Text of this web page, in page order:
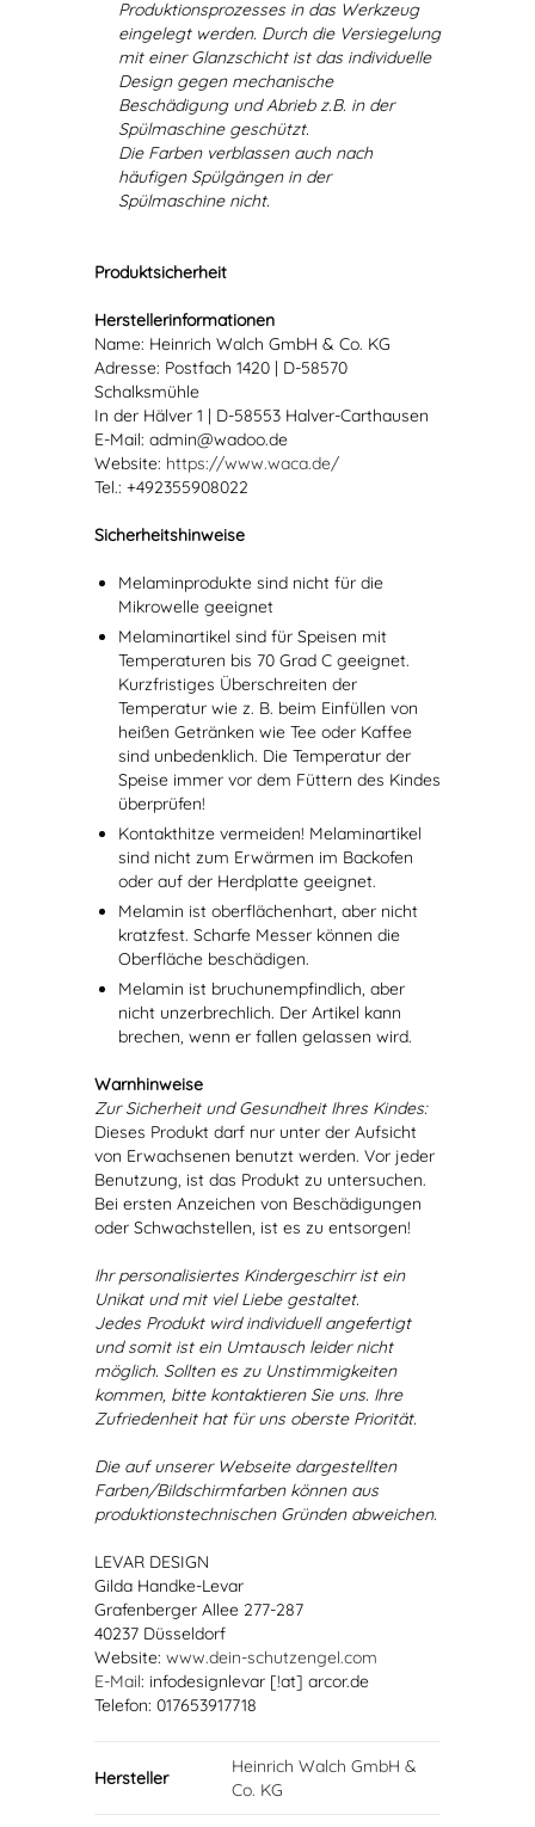
Produktionsprozesses in das Werkzeug
eingelegt werden. Durch die Versiegelung
mit einer Glanzschicht ist das individuelle
Design gegen mechanische
Beschädigung und Abrieb z.B. in der
Spülmaschine geschützt.
Die Farben verblassen auch nach
häufigen Spülgängen in der
Spülmaschine nicht.
Produktsicherheit
Herstellerinformationen
Name: Heinrich Walch GmbH & Co. KG
Adresse: Postfach 1420 | D-58570
Schalksmühle
In der Hälver 1 | D-58553 Halver-Carthausen
E-Mail: admin@wadoo.de
Website: https://www.waca.de/
Tel.: +492355908022
Sicherheitshinweise
Melaminprodukte sind nicht für die
Mikrowelle geeignet
Melaminartikel sind für Speisen mit
Temperaturen bis 70 Grad C geeignet.
Kurzfristiges Überschreiten der
Temperatur wie z. B. beim Einfüllen von
heißen Getränken wie Tee oder Kaffee
sind unbedenklich. Die Temperatur der
Speise immer vor dem Füttern des Kindes
überprüfen!
Kontakthitze vermeiden! Melaminartikel
sind nicht zum Erwärmen im Backofen
oder auf der Herdplatte geeignet.
Melamin ist oberflächenhart, aber nicht
kratzfest. Scharfe Messer können die
Oberfläche beschädigen.
Melamin ist bruchunempfindlich, aber
nicht unzerbrechlich. Der Artikel kann
brechen, wenn er fallen gelassen wird.
Warnhinweise
Zur Sicherheit und Gesundheit Ihres Kindes:
Dieses Produkt darf nur unter der Aufsicht
von Erwachsenen benutzt werden. Vor jeder
Benutzung, ist das Produkt zu untersuchen.
Bei ersten Anzeichen von Beschädigungen
oder Schwachstellen, ist es zu entsorgen!
Ihr personalisiertes Kindergeschirr ist ein
Unikat und mit viel Liebe gestaltet.
Jedes Produkt wird individuell angefertigt
und somit ist ein Umtausch leider nicht
möglich. Sollten es zu Unstimmigkeiten
kommen, bitte kontaktieren Sie uns. Ihre
Zufriedenheit hat für uns oberste Priorität.
Die auf unserer Webseite dargestellten
Farben/Bildschirmfarben können aus
produktionstechnischen Gründen abweichen.
LEVAR DESIGN
Gilda Handke-Levar
Grafenberger Allee 277-287
40237 Düsseldorf
Website: www.dein-schutzengel.com
E-Mail: infodesignlevar [!at] arcor.de
Telefon: 017653917718
Hersteller
Heinrich Walch GmbH &
Co. KG